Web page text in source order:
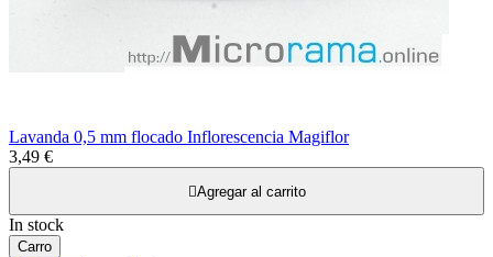
Lavanda 0,5 mm flocado Inflorescencia Magiflor
3,49 €
Agregar al carrito
In stock
Carro